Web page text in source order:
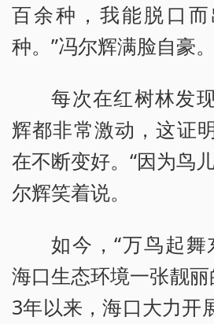
百余种，我能脱口
种。”冯尔辉满脸自豪。
每次在红树林发
辉都非常激动，这证
在不断变好。“因为鸟
尔辉笑着说。
如今，“万鸟起舞
海口生态环境一张靓
3年以来，海口大力开